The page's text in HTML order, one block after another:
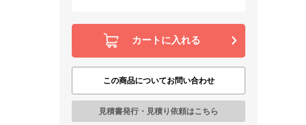
カートに入れる
この商品についてお問い合わせ
見積書発行・見積り依頼はこちら